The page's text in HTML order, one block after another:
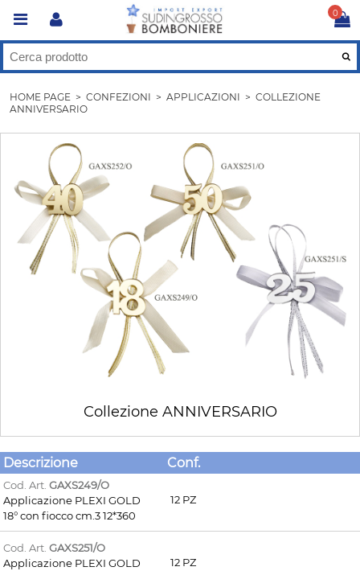
0
HOME PAGE > CONFEZIONI > APPLICAZIONI > COLLEZIONE
ANNIVERSARIO
Collezione ANNIVERSARIO
Descrizione Conf.
Cod. Art. GAXS249/O
Applicazione PLEXI GOLD
18° con fiocco cm.3 12*360
12 PZ
Cod. Art. GAXS251/O
Applicazione PLEXI GOLD
12 PZ